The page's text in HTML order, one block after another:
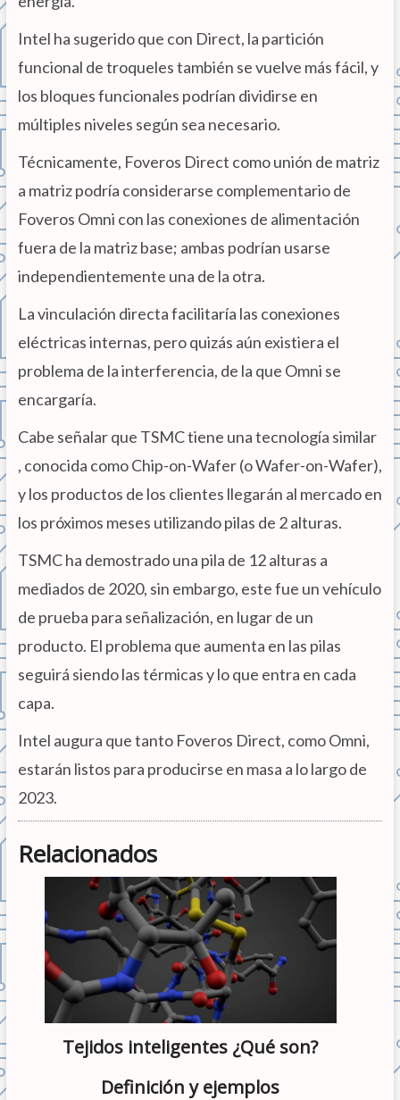
Intel ha sugerido que con Direct, la partición
funcional de troqueles también se vuelve más fácil, y
los bloques funcionales podrían dividirse en
múltiples niveles según sea necesario.
Técnicamente, Foveros Direct como unión de matriz
a matriz podría considerarse complementario de
Foveros Omni con las conexiones de alimentación
fuera de la matriz base; ambas podrían usarse
independientemente una de la otra.
La vinculación directa facilitaría las conexiones
eléctricas internas, pero quizás aún existiera el
problema de la interferencia, de la que Omni se
encargaría.
Cabe señalar que TSMC tiene una tecnología similar
, conocida como Chip-on-Wafer (o Wafer-on-Wafer),
y los productos de los clientes llegarán al mercado en
los próximos meses utilizando pilas de 2 alturas.
TSMC ha demostrado una pila de 12 alturas a
mediados de 2020, sin embargo, este fue un vehículo
de prueba para señalización, en lugar de un
producto. El problema que aumenta en las pilas
seguirá siendo las térmicas y lo que entra en cada
capa.
Intel augura que tanto Foveros Direct, como Omni,
estarán listos para producirse en masa a lo largo de
2023.
Relacionados
Tejidos inteligentes ¿Qué son?
Definición y ejemplos